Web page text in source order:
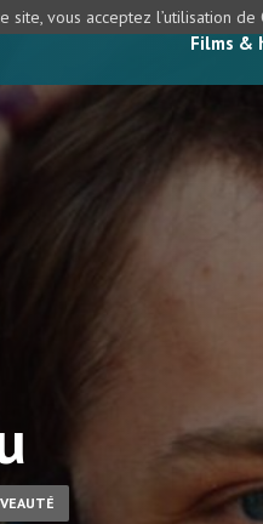
Films &
site, vous acceptez l’utilisation